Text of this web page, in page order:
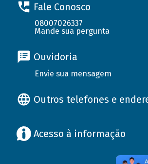
Fale Conosco
08007026337
Mande sua pergunta
Ouvidoria
Envie sua mensagem
Outros telefones e
Acesso à informação